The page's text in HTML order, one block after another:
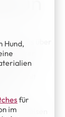
uns über
Ihrer
mit
aufweisen
Hund,
für
im